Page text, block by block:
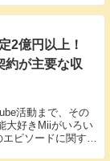
2億円以上！
約が主要な収
活動まで、その
大好きMiiがいろい
ピソードに関する